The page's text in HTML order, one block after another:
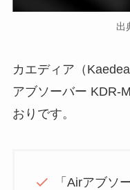
出
カエディア（
アブソーバー KDR-
おりです。
「Airアブソ